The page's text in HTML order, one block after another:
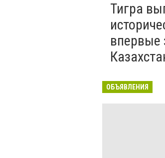
Тигра
впервые
ОБЪЯВЛЕНИЯ